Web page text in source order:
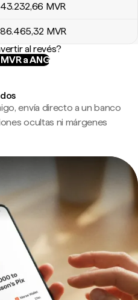
43.232,66 MVR
86.465,32 MVR
al revés?
a ANG
envía directo a un banco
ocultas ni márgenes